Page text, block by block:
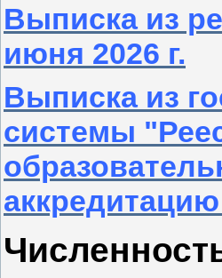
Выписка из
июня 2026 г.
Выписка из
системы